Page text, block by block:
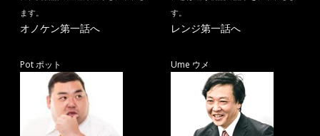
ます。
オノケン第一話へ
す。
レンジ第一話へ
Pot ポット Ume ウメ